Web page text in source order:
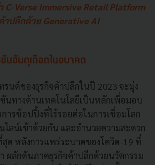
C-Verse Immersive Retail Platform
าปลีกด้วย Generative AI
นอันดุเดือดในอนาคต
รนด์ของธุรกิจค้าปลีกในปี 2023 จะมุ่ง
นทางด้านเทคโนโลยีเป็นหลักเพื่อมอบ
ารช้อปปิ้งที่ไร้รอยต่อในการเชื่อมโลก
ลน์เข้าด้วยกัน และอำนวยความสะดวก
ด หลังการแพร่ระบาดของโควิด-19 ที่
ผลักดันภาคธุรกิจค้าปลีกด้วยนวัตกรรม